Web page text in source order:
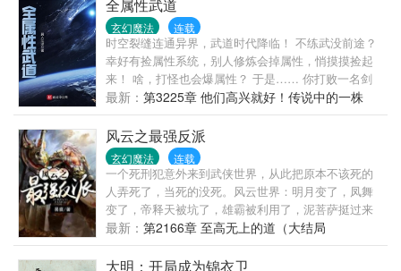
经意，他露出了腰间的三把开山斧，又一个不经意，
露出了那十六块腹肌。他缓缓戴上了悍匪头套，露出
阴沉微笑：“我陈浔和老牛最讲道理。”整个诸天万界颤
抖了，他套……套上了。一个炼气期的火球术突然被
激发，像是被加成了数千上万倍，无尽业火燃尽天
穹，万灵寂灭……“阁下虽然很强，但还不足以让我用
全属性武道
玄幻魔法 连载
时空裂缝连通异界，武道时代降临！ 不练武没前途？
幸好有捡属性系统，别人修炼会掉属性，悄摸摸捡起
来！ 啥，打怪也会爆属性？ 于是…… 你打败一名剑
道天才，掉落【悟性*2】，【剑道天赋*1】……你捡了
起来，悟性有所提升，并获得初级剑道天赋！ 你打败
一名刀道天才，掉落【刀法战技*1】，【杀戮刀意*3】
……你捡了起来，学会一部稀有刀法战技，并领悟杀
戮刀意，你变得超凶！ 你打败一名炼体天才，掉落
【炼体功法*1】，【圣血霸体*1】……你捡了起来，学
会一部顶级炼体功法，走了狗屎运竟然获得逆天体质
圣血霸体，获得神级称号【打不死的小强】！ 有人杀
死一头恐怖星兽，掉落【灵视之瞳*1】，【空白属性
*60】……你偷偷捡了起来，意外获得灵视天赋，眼睛
最新： 第3225章 他们高兴就好！传说中的一株
藤！给炽煌真神开小灶？
风云之最强反派
玄幻魔法 连载
一个死刑犯意外来到武侠世界，从此把原本不该死的
人弄死了，当死的没死。风云世界：明月变了，凤舞
变了，帝释天被坑了，雄霸被利用了，泥菩萨挺过来
了。金庸世界：李莫愁变了，小龙女变了，大武小武
死了，乔峰死了，段誉死了，虚竹死了。古龙世界：
慕容九变了，林诗音变了，李寻欢死了，阿飞死了。
最新： 第2166章 至高无上的道（大结局
大明：开局成为锦衣卫